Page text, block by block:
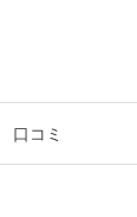
口コミ